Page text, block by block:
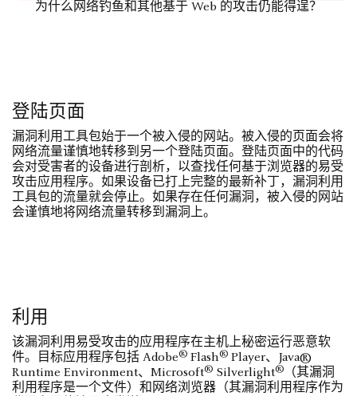
为什么网络钓鱼和其他基于 Web 的攻击仍能得逞？
登陆页面
漏洞利用工具包始于一个被入侵的网站。被入侵的页面会将
网络流量谨慎地转移到另一个登陆页面。登陆页面中的代码
会对受害者的设备进行剖析，以查找任何基于浏览器的易受
攻击应用程序。如果设备已打上完整的最新补丁，漏洞利用
工具包的流量就会停止。如果存在任何漏洞，被入侵的网站
会谨慎地将网络流量转移到漏洞上。
利用
该漏洞利用易受攻击的应用程序在主机上秘密运行恶意软
件。目标应用程序包括 Adobe® Flash® Player、Java®
Runtime Environment、Microsoft® Silverlight®
（其漏洞
利用程序是一个文件）和网络浏览器（其漏洞利用程序作为